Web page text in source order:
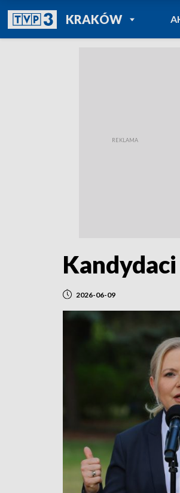
KRAKÓWPOWRÓT DO
TVP REGIONY
2026-06-09